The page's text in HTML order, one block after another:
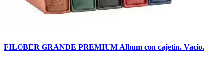
FILOBER GRANDE PREMIUM Album con cajetin. Vacío.